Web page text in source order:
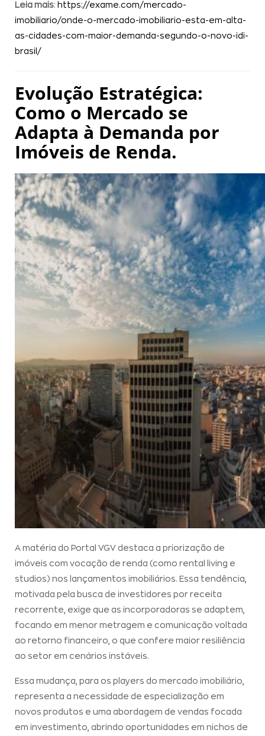
Leia mais: https://exame.com/mercado-
imobiliario/onde-o-mercado-imobiliario-esta-em-alta-
as-cidades-com-maior-demanda-segundo-o-novo-idi-
brasil/
Evolução Estratégica:
Como o Mercado se
Adapta à Demanda por
Imóveis de Renda.
A matéria do Portal VGV destaca a priorização de
imóveis com vocação de renda (como rental living e
studios) nos lançamentos imobiliários. Essa tendência,
motivada pela busca de investidores por receita
recorrente, exige que as incorporadoras se adaptem,
focando em menor metragem e comunicação voltada
ao retorno financeiro, o que confere maior resiliência
ao setor em cenários instáveis.
Essa mudança, para os players do mercado imobiliário,
representa a necessidade de especialização em
novos produtos e uma abordagem de vendas focada
em investimento, abrindo oportunidades em nichos de